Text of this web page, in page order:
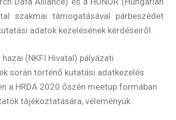
szakmai támogatásával párbeszédet
adatok kezelésének kérdéseiről.
(NKFI Hivatal) pályázati
során történő kutatási adatkezelés
a HRDA 2020 őszén meetup formában
tájékoztatására, véleményük